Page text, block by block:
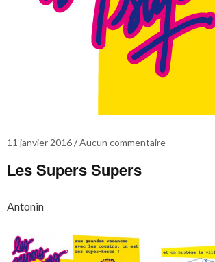
11 janvier 2016 Aucun commentaire
Les Supers Supers
Antonin